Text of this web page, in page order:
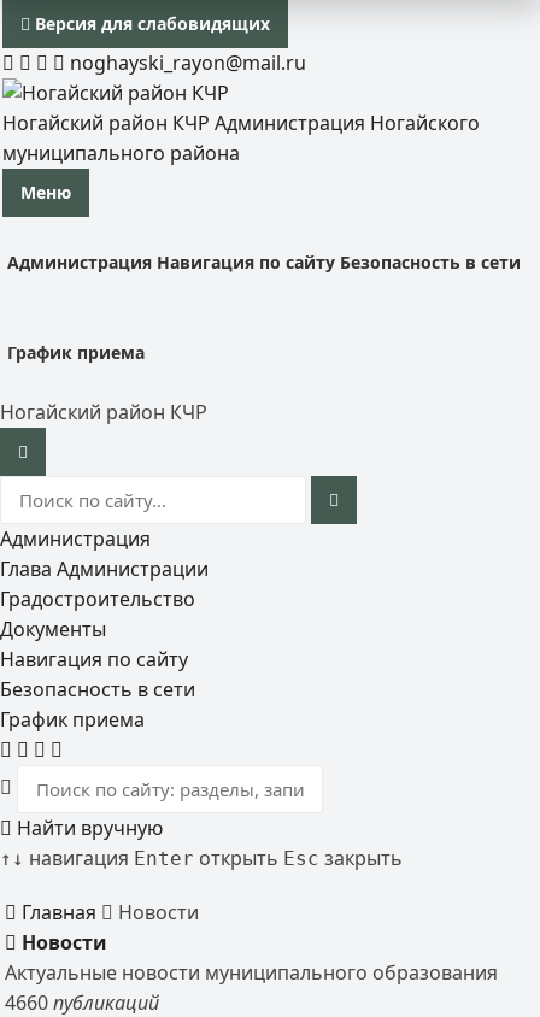
Версия для слабовидящих
noghayski_rayon@mail.ru
Ногайский район КЧР Администрация Ногайского
муниципального района
Меню
Администрация Навигация по сайту Безопасность в сети
График приема
Ногайский район КЧР
Администрация
Глава Администрации
Градостроительство
Документы
Навигация по сайту
Безопасность в сети
График приема
Найти вручную
↑ ↓ навигация Enter открыть Esc закрыть
Главная
Новости
Новости
Актуальные новости муниципального образования
4660 публикаций